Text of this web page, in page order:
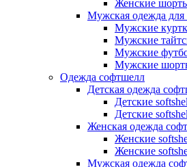
Женские
Мужская одежда для
Мужские
Мужские
Мужские
Мужские
Одежда софтшелл
Детская одежда
Детские
Детские
Женская одежда
Женские
Женские
Мужская одежда